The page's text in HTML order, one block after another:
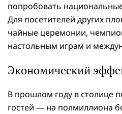
попробовать
Для посетителей других
чайные церемонии,
настольным играм и
Экономический
В прошлом году в столице
гостей — на полмиллиона